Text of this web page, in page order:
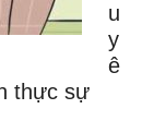
u
y
ê
thực sự